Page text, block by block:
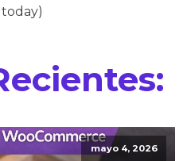
today)
mayo 4, 2026